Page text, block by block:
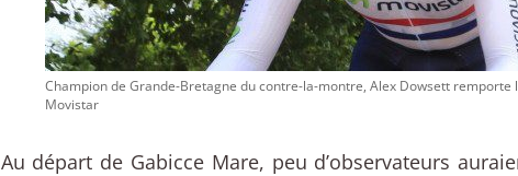
Champion de Grande-Bretagne du contre-la-montre, Alex Dowsett remporte
Movistar
Au départ de Gabicce Mare, peu d’observateurs